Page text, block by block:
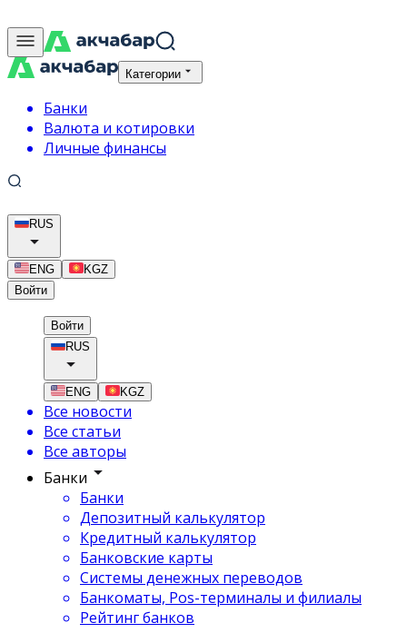
Категории
Банки
Валюта и котировки
Личные финансы
RUS
ENG
KGZ
Войти
Войти
RUS
ENG KGZ
Все новости
Все статьи
Все авторы
Банки
Банки
Депозитный калькулятор
Кредитный калькулятор
Банковские карты
Системы денежных переводов
Банкоматы, Pos-терминалы и филиалы
Рейтинг банков